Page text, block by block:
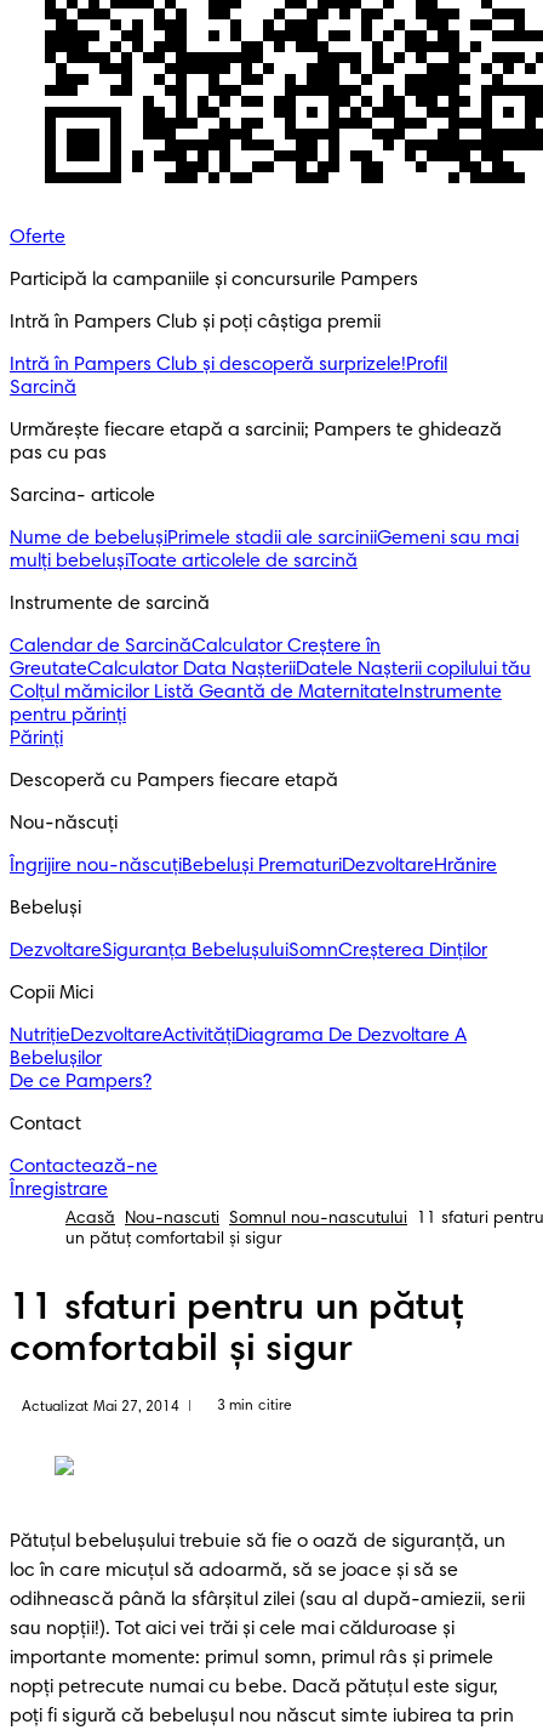
Oferte
Participă la campaniile și concursurile Pampers
Intră în Pampers Club și poți câștiga premii
Intră în Pampers Club și descoperă surprizele!​Profil
Sarcină
Urmărește fiecare etapă a sarcinii; Pampers te ghidează
pas cu pas
Sarcina- articole
Nume de bebelușiPrimele stadii ale sarciniiGemeni sau mai
mulți bebelușiToate articolele de sarcină
Instrumente de sarcină
Calendar de SarcinăCalculator Creștere în
GreutateCalculator Data NașteriiDatele Nașterii copilului tău
Colțul mămicilor Listă Geantă de Maternitate Instrumente
pentru părinți
Părinți
Descoperă cu Pampers fiecare etapă
Nou-născuți
Îngrijire nou-născuțiBebeluși PrematuriDezvoltareHrănire
Bebeluși
DezvoltareSiguranța BebelușuluiSomnCreșterea Dinților
Copii Mici
NutrițieDezvoltareActivitățiDiagrama De Dezvoltare A
Bebelușilor
De ce Pampers?
Contact
Contactează-ne
Înregistrare
Acasă Nou-nascuti Somnul nou-nascutului
11 sfaturi pentru
un pătuţ comfortabil şi sigur
11 sfaturi pentru un pătuţ
comfortabil şi sigur
Actualizat Mai 27, 2014 3 min citire
Pătuţul bebeluşului trebuie să fie o oază de siguranţă, un
loc în care micuţul să adoarmă, să se joace şi să se
odihnească până la sfârşitul zilei (sau al după-amiezii, serii
sau nopţii!). Tot aici vei trăi şi cele mai călduroase şi
importante momente: primul somn, primul râs şi primele
nopţi petrecute numai cu bebe. Dacă pătuţul este sigur,
poţi fi sigură că bebeluşul nou născut simte iubirea ta prin